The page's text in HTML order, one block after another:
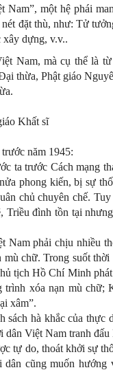
Nam”, một hệ phái
đặt thù, như: Tử
xây dựng, v.v..
Nam, mà cụ thể là
thừa, Phật giáo
Khất sĩ
năm 1945:
ta trước Cách mạng
phong kiến, bị sự
chủ chuyên chế.
Triều đình tồn tại
Nam phải chịu nhiều
chữ. Trong suốt
tịch Hồ Chí Minh
trình xóa nạn mù chữ;
xâm”.
sách hà khắc của thực
Việt Nam tranh
tự do, thoát khởi sự
cũng muốn hướng